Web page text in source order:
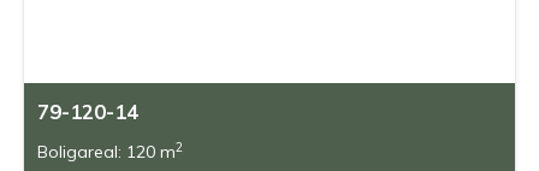
79-120-14
Boligareal: 120 m2